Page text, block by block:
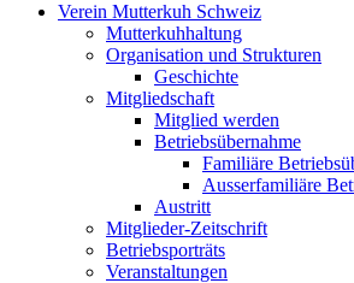
Verein Mutterkuh Schweiz
Mutterkuhhaltung
Organisation und Strukturen
Geschichte
Mitgliedschaft
Mitglied werden
Betriebsübernahme
Familiäre
Ausserfamiliäre
Austritt
Mitglieder-Zeitschrift
Betriebsporträts
Veranstaltungen